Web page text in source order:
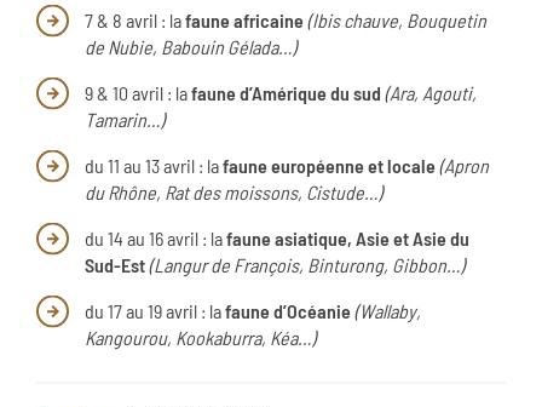
7 & 8 avril : lafaune africaine (Ibis chauve, Bouquetin
de Nubie, Babouin Gélada…)
9 & 10 avril : lafaune d’Amérique du sud (Ara, Agouti,
Tamarin…)
du 11 au 13 avril : lafaune européenne et locale (Apron
du Rhône, Rat des moissons, Cistude…)
du 14 au 16 avril : lafaune asiatique, Asie et Asie du
Sud-Est(Langur de François, Binturong, Gibbon…)
du 17 au 19 avril : lafaune d’Océanie (Wallaby,
Kangourou, Kookaburra, Kéa…)